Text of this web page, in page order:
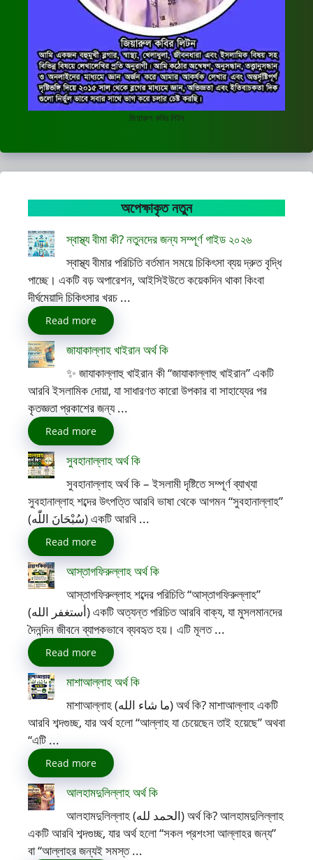
জিয়ারুল কবির লিটন
অপেক্ষাকৃত নতুন
স্বাস্থ্য বীমা কী? নতুনদের জন্য সম্পূর্ণ গাইড ২০২৬
স্বাস্থ্য বীমার পরিচিতি বর্তমান সময়ে চিকিৎসা ব্যয় দ্রুত বৃদ্ধি
পাচ্ছে। একটি বড় অপারেশন, আইসিইউতে কয়েকদিন থাকা কিংবা
দীর্ঘমেয়াদি চিকিৎসার খরচ ...
Read more
জাযাকাল্লাহ খাইরান অর্থ কি
✨ জাযাকাল্লাহু খাইরান কী “জাযাকাল্লাহু খাইরান” একটি
আরবি ইসলামিক দোয়া, যা সাধারণত কারো উপকার বা সাহায্যের পর
কৃতজ্ঞতা প্রকাশের জন্য ...
Read more
সুবহানাল্লাহ অর্থ কি
সুবহানাল্লাহ অর্থ কি – ইসলামী দৃষ্টিতে সম্পূর্ণ ব্যাখ্যা
সুবহানাল্লাহ শব্দের উৎপত্তি আরবি ভাষা থেকে আগমন “সুবহানাল্লাহ”
(سُبْحَانَ اللّٰه) একটি আরবি ...
Read more
আস্তাগফিরুল্লাহ অর্থ কি
আস্তাগফিরুল্লাহ শব্দের পরিচিতি “আস্তাগফিরুল্লাহ”
(أستغفر الله) একটি অত্যন্ত পরিচিত আরবি বাক্য, যা মুসলমানদের
দৈনন্দিন জীবনে ব্যাপকভাবে ব্যবহৃত হয়। এটি মূলত ...
Read more
মাশাআল্লাহ অর্থ কি
মাশাআল্লাহ (ما شاء الله) অর্থ কি? মাশাআল্লাহ একটি
আরবি শব্দগুচ্ছ, যার অর্থ হলো “আল্লাহ যা চেয়েছেন তাই হয়েছে” অথবা
“এটি ...
Read more
আলহামদুলিল্লাহ অর্থ কি
আলহামদুলিল্লাহ (الحمد لله) অর্থ কি? আলহামদুলিল্লাহ
একটি আরবি শব্দগুচ্ছ, যার অর্থ হলো “সকল প্রশংসা আল্লাহর জন্য”
বা “আল্লাহর জন্যই সমস্ত ...